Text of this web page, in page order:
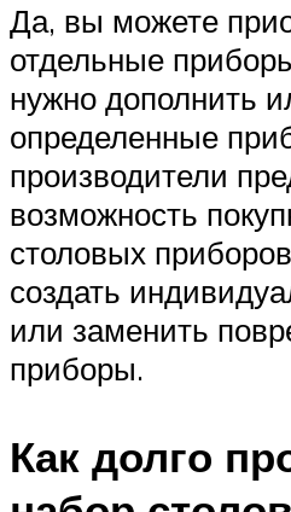
Да, вы можете
отдельные
нужно дополнить
определенные
производители
возможность
столовых
создать
или заменить
приборы.
Как долго